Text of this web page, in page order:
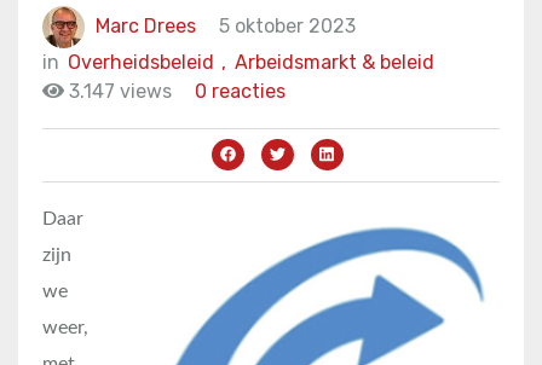
Marc Drees
5 oktober 2023
in
Arbeidsmarkt & beleid
Overheidsbeleid ,
3.147 views
0 reacties
Daar
zijn
we
weer,